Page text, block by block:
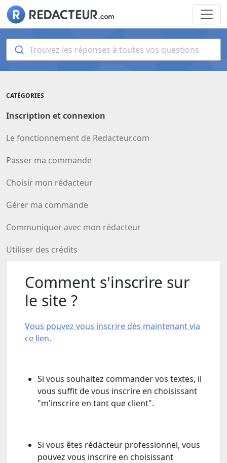
Trouvez les réponses à toutes vos questions
CATÉGORIES
Inscription et connexion
Le fonctionnement de Redacteur.com
Passer ma commande
Choisir mon rédacteur
Gérer ma commande
Communiquer avec mon rédacteur
Utiliser des crédits
Comment s'inscrire sur
le site ?
Vous pouvez vous inscrire dès maintenant via
ce lien.
Si vous souhaitez commander vos textes, il
vous suffit de vous inscrire en choisissant
"m'inscrire en tant que client".
Si vous êtes rédacteur professionnel, vous
pouvez vous inscrire en choisissant